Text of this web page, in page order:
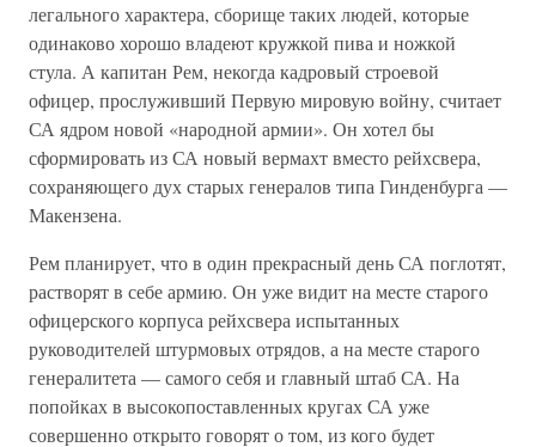
легального характера, сборище таких людей, которые
одинаково хорошо владеют кружкой пива и ножкой
стула. А капитан Рем, некогда кадровый строевой
офицер, прослуживший Первую мировую войну, считает
СА ядром новой «народной армии». Он хотел бы
сформировать из СА новый вермахт вместо рейхсвера,
сохраняющего дух старых генералов типа Гинденбурга —
Макензена.
Рем планирует, что в один прекрасный день СА поглотят,
растворят в себе армию. Он уже видит на месте старого
офицерского корпуса рейхсвера испытанных
руководителей штурмовых отрядов, а на месте старого
генералитета — самого себя и главный штаб СА. На
попойках в высокопоставленных кругах СА уже
совершенно открыто говорят о том, из кого будет